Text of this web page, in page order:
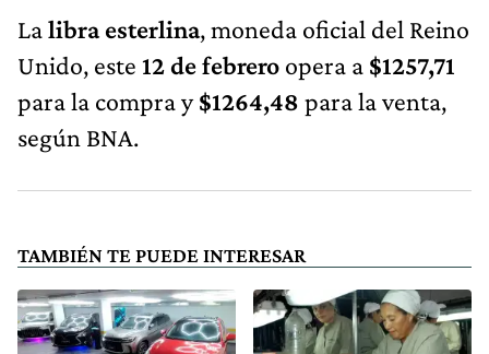
Lalibra esterlina, moneda oficial del Reino
Unido, este 12 de febrero opera a $1257,71
para la compra y$1264,48 para la venta,
según BNA.
TAMBIÉN TE PUEDE INTERESAR